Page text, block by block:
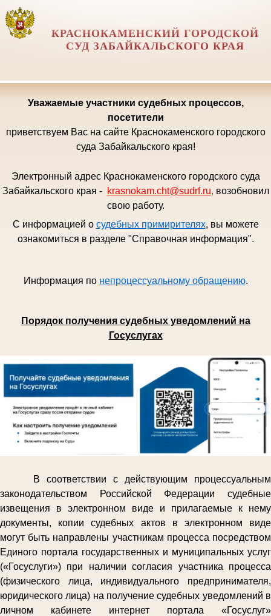
КРАСНОКАМЕНСКИЙ ГОРОДСКОЙ
СУД ЗАБАЙКАЛЬСКОГО КРАЯ
Уважаемые участники судебных процессов,
посетители
приветствуем Вас на сайте Краснокаменского городского
суда Забайкальского края!
Электронный адрес Краснокаменского городского суда
Забайкальского края - krasnokam.cht@sudrf.ru, возобновил
свою работу.
С информацией о судебных примирителях, вы можете
ознакомиться в разделе "Справочная информация".
Информация по непроцессуальному обращению.
Порядок получения судебных уведомлений на
Госуслугах
В соответствии с действующим процессуальным
законодательством Российской Федерации судебные
извещения в электронном виде и прилагаемые к нему
документы, копии судебных актов в электронном виде
могут быть направлены участникам процесса посредством
Единого портала государственных и муниципальных услуг
(«Госуслуги») при наличии согласия участника процесса
(физического лица, индивидуального предпринимателя,
юридического лица) на получение судебных уведомлений в
личном кабинете интернет портала «Госуслуг»